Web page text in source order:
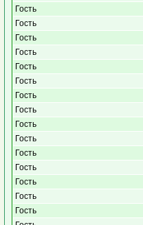
Гость
Гость
Гость
Гость
Гость
Гость
Гость
Гость
Гость
Гость
Гость
Гость
Гость
Гость
Гость